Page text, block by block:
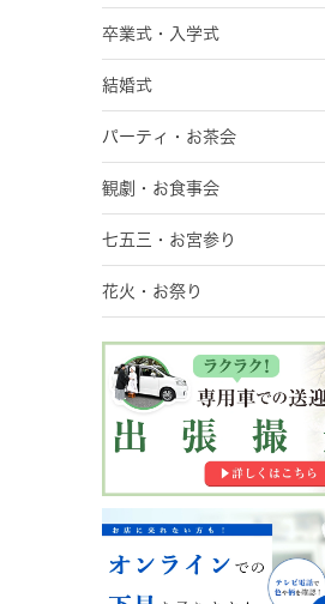
卒業式・入学式
結婚式
パーティ・お茶会
観劇・お食事会
七五三・お宮参り
花火・お祭り